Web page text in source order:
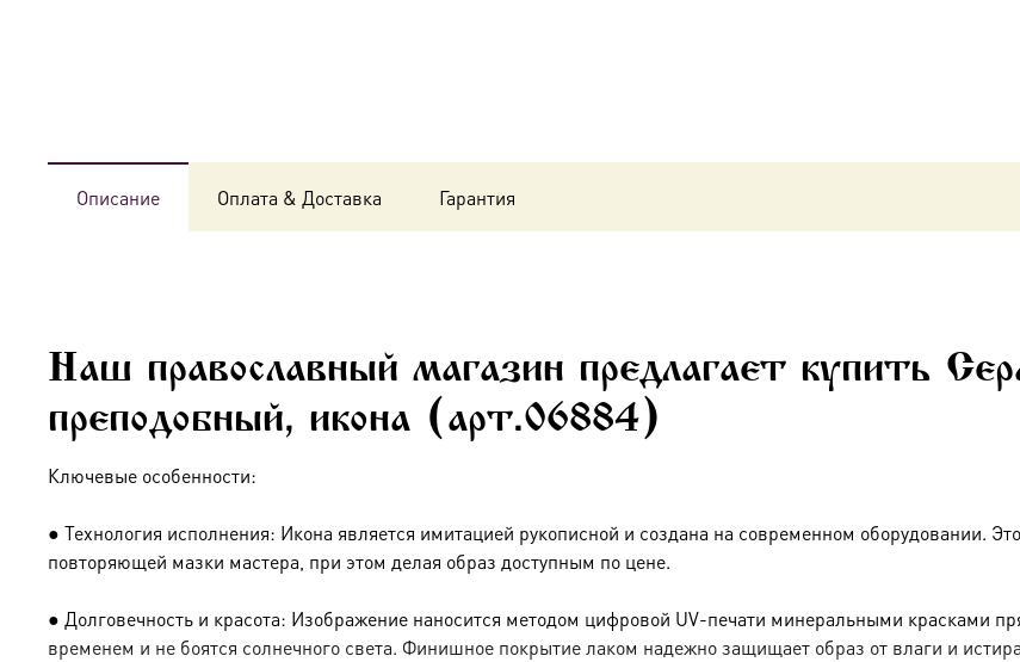
Описание Оплата & Доставка Гарантия
Наш православный магазин предлагает купить
преподобный, икона (арт.06884)
Ключевые особенности:
● Технология исполнения: Икона является имитацией рукописной и создана на современном оборудовании.
повторяющей мазки мастера, при этом делая образ доступным по цене.
● Долговечность и красота: Изображение наносится методом цифровой UV-печати минеральными красками
временем и не боятся солнечного света. Финишное покрытие лаком надежно защищает образ от влаги и